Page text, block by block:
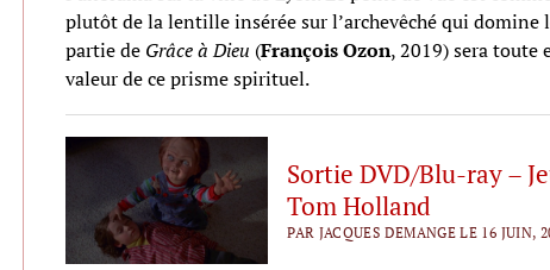
plutôt de la lentille insérée sur l’archevêché qui domine
partie de Grâce à Dieu (François Ozon, 2019) sera toute
valeur de ce prisme spirituel.
Sortie DVD/Blu-ray –
Tom Holland
PAR JACQUES DEMANGE LE 16 JUIN,